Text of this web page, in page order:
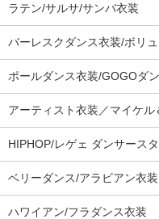
ラテン/サルサ/サンバ衣装
バーレスクダンス衣装/ボリ
ポールダンス衣装/GOGOダ
アーティスト衣装／マイケル
HIPHOP/レゲェ ダンサース
ベリーダンス/アラビアン衣装
ハワイアン/フラダンス衣装